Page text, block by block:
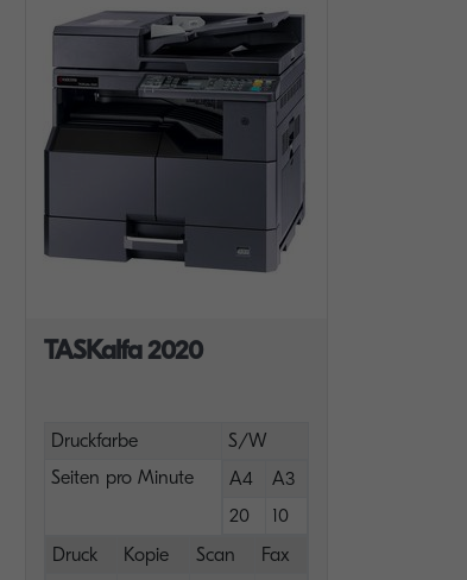
TASKalfa 2020
Druckfarbe
S/W
Seiten pro Minute
A4
A3
20
10
Druck
Kopie Scan Fax